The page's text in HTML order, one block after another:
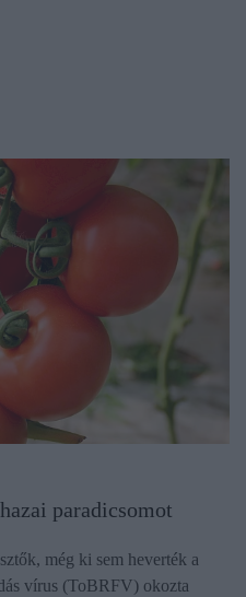
paradicsomot
még ki sem heverték a
vírus (ToBRFV) okozta